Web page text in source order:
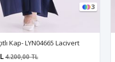
3
Kap- LYN04665 Lacivert
4.200,00 TL